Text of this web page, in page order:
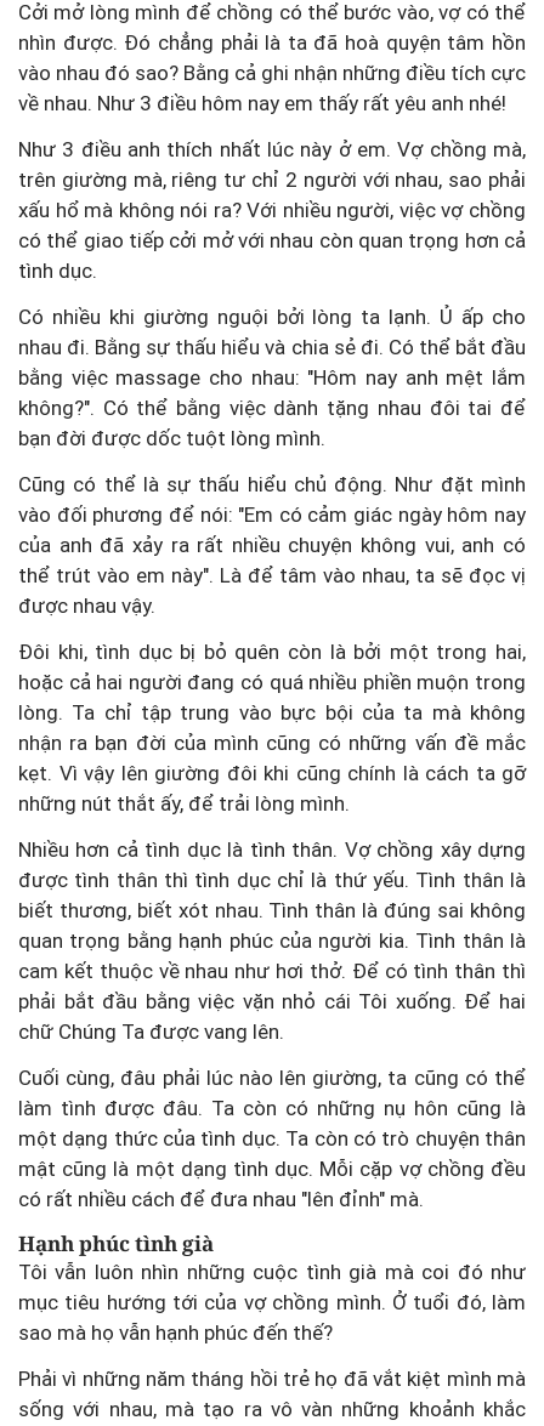
Cởi mở lòng mình để chồng có thể bước vào, vợ có thể
nhìn được. Đó chẳng phải là ta đã hoà quyện tâm hồn
vào nhau đó sao? Bằng cả ghi nhận những điều tích cực
về nhau. Như 3 điều hôm nay em thấy rất yêu anh nhé!
Như 3 điều anh thích nhất lúc này ở em. Vợ chồng mà,
trên giường mà, riêng tư chỉ 2 người với nhau, sao phải
xấu hổ mà không nói ra? Với nhiều người, việc vợ chồng
có thể giao tiếp cởi mở với nhau còn quan trọng hơn cả
tình dục.
Có nhiều khi giường nguội bởi lòng ta lạnh. Ủ ấp cho
nhau đi. Bằng sự thấu hiểu và chia sẻ đi. Có thể bắt đầu
bằng việc massage cho nhau: "Hôm nay anh mệt lắm
không?". Có thể bằng việc dành tặng nhau đôi tai để
bạn đời được dốc tuột lòng mình.
Cũng có thể là sự thấu hiểu chủ động. Như đặt mình
vào đối phương để nói: "Em có cảm giác ngày hôm nay
của anh đã xảy ra rất nhiều chuyện không vui, anh có
thể trút vào em này". Là để tâm vào nhau, ta sẽ đọc vị
được nhau vậy.
Đôi khi, tình dục bị bỏ quên còn là bởi một trong hai,
hoặc cả hai người đang có quá nhiều phiền muộn trong
lòng. Ta chỉ tập trung vào bực bội của ta mà không
nhận ra bạn đời của mình cũng có những vấn đề mắc
kẹt. Vì vậy lên giường đôi khi cũng chính là cách ta gỡ
những nút thắt ấy, để trải lòng mình.
Nhiều hơn cả tình dục là tình thân. Vợ chồng xây dựng
được tình thân thì tình dục chỉ là thứ yếu. Tình thân là
biết thương, biết xót nhau. Tình thân là đúng sai không
quan trọng bằng hạnh phúc của người kia. Tình thân là
cam kết thuộc về nhau như hơi thở. Để có tình thân thì
phải bắt đầu bằng việc vặn nhỏ cái Tôi xuống. Để hai
chữ Chúng Ta được vang lên.
Cuối cùng, đâu phải lúc nào lên giường, ta cũng có thể
làm tình được đâu. Ta còn có những nụ hôn cũng là
một dạng thức của tình dục. Ta còn có trò chuyện thân
mật cũng là một dạng tình dục. Mỗi cặp vợ chồng đều
có rất nhiều cách để đưa nhau "lên đỉnh" mà.
Hạnh phúc tình già
Tôi vẫn luôn nhìn những cuộc tình già mà coi đó như
mục tiêu hướng tới của vợ chồng mình. Ở tuổi đó, làm
sao mà họ vẫn hạnh phúc đến thế?
Phải vì những năm tháng hồi trẻ họ đã vắt kiệt mình mà
sống với nhau, mà tạo ra vô vàn những khoảnh khắc